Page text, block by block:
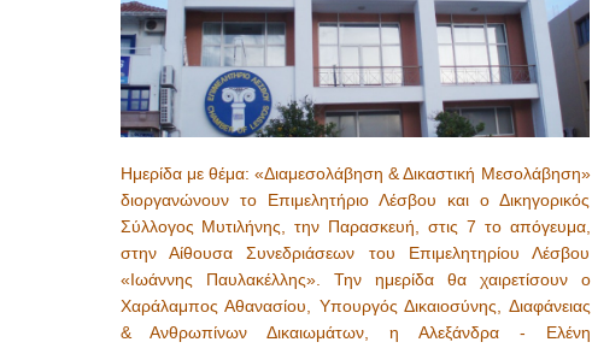
Ημερίδα με θέμα: «Διαμεσολάβηση & Δικαστική Μεσολάβηση»
διοργανώνουν το Επιμελητήριο Λέσβου και ο Δικηγορικός
Σύλλογος Μυτιλήνης, την Παρασκευή, στις 7 το απόγευμα,
στην Αίθουσα Συνεδριάσεων του Επιμελητηρίου Λέσβου
«Ιωάννης Παυλακέλλης». Την ημερίδα θα χαιρετίσουν ο
Χαράλαμπος Αθανασίου, Υπουργός Δικαιοσύνης, Διαφάνειας
& Ανθρωπίνων Δικαιωμάτων, η Αλεξάνδρα - Ελένη